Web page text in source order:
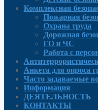
Комплексная
Пожарная
Охрана труда
Дорожная
ГО и ЧС
Работа с
Анкета для опроса
Часто задаваемые
Информация
ДЕЯТЕЛЬНОСТЬ
КОНТАКТЫ